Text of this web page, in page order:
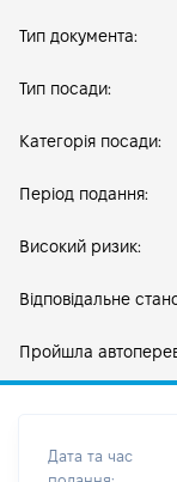
Тип документа:
Тип посади:
Категорія посади:
Період подання:
Високий ризик:
Відповідальне
Пройшла
Дата та час